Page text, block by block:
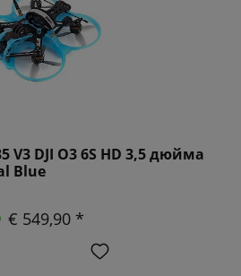
V3 DJI O3 6S HD 3,5 дюйма
Blue
€ 549,90 *